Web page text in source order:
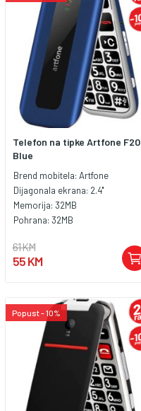
Telefon na tipke Artfone F20
Blue
Brend mobitela: Artfone
Dijagonala ekrana: 2.4''
Memorija: 32MB
Pohrana: 32MB
61 KM
55 KM
Popust - 10%